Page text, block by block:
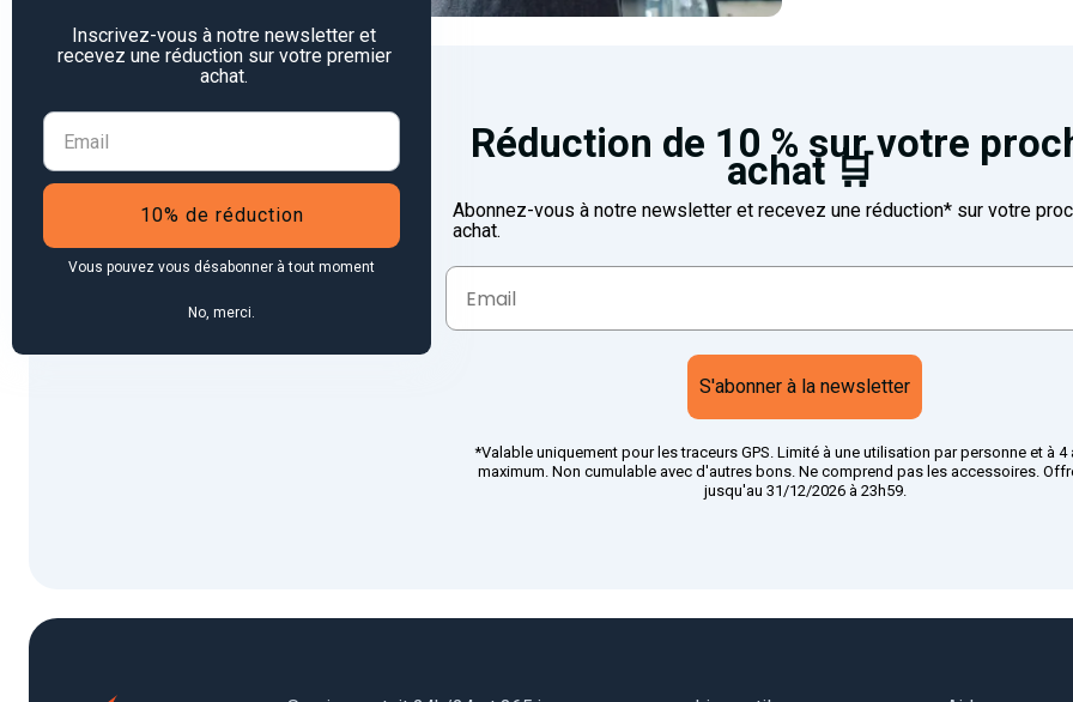
Réduction de 10 % sur votre
achat 🛒
Abonnez-vous à notre newsletter et recevez une réduction* sur votre
achat.
S'abonner à la newsletter
*Valable uniquement pour les traceurs GPS. Limité à une utilisation par personne et à 4
maximum. Non cumulable avec d'autres bons. Ne comprend pas les accessoires.
jusqu'au 31/12/2026 à 23h59.
Inscrivez-vous à notre newsletter et
recevez une réduction sur votre premier
achat.
10% de réduction
Vous pouvez vous désabonner à tout moment
No, merci.